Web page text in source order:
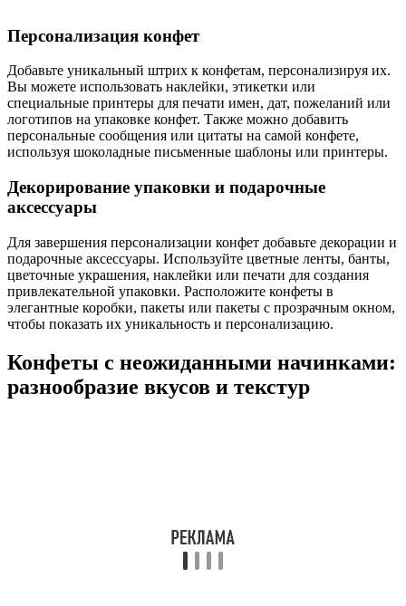
Персонализация конфет
Добавьте уникальный штрих к конфетам, персонализируя их.
Вы можете использовать наклейки, этикетки или
специальные принтеры для печати имен, дат, пожеланий или
логотипов на упаковке конфет. Также можно добавить
персональные сообщения или цитаты на самой конфете,
используя шоколадные письменные шаблоны или принтеры.
Декорирование упаковки и подарочные
аксессуары
Для завершения персонализации конфет добавьте декорации и
подарочные аксессуары. Используйте цветные ленты, банты,
цветочные украшения, наклейки или печати для создания
привлекательной упаковки. Расположите конфеты в
элегантные коробки, пакеты или пакеты с прозрачным окном,
чтобы показать их уникальность и персонализацию.
Конфеты с неожиданными начинками:
разнообразие вкусов и текстур